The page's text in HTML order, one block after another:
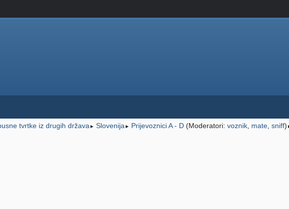
tvrtke iz drugih država ► Slovenija ► Prijevoznici A - D (Moderatori: voznik mate sniff)